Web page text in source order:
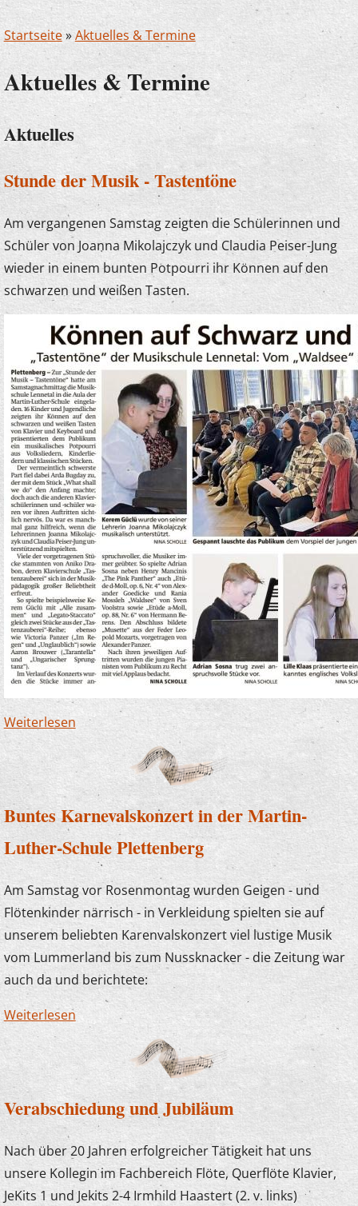
Startseite»Aktuelles & Termine
Aktuelles & Termine
Aktuelles
Stunde der Musik - Tastentöne
Am vergangenen Samstag zeigten die Schülerinnen und
Schüler von Joanna Mikolajczyk und Claudia Peiser-Jung
wieder in einem bunten Potpourri ihr Können auf den
schwarzen und weißen Tasten.
Weiterlesen über Stunde der Musik - Tastentöne
Buntes Karnevalskonzert in der Martin-
Luther-Schule Plettenberg
Am Samstag vor Rosenmontag wurden Geigen - und
Flötenkinder närrisch - in Verkleidung spielten sie auf
unserem beliebten Karenvalskonzert viel lustige Musik
vom Lummerland bis zum Nussknacker - die Zeitung war
auch da und berichtete:
Weiterlesen über Buntes Karnevalskonzert in der Martin-
Luther-Schule Plettenberg
Verabschiedung und Jubiläum
Nach über 20 Jahren erfolgreicher Tätigkeit hat uns
unsere Kollegin im Fachbereich Flöte, Querflöte Klavier,
JeKits 1 und Jekits 2-4 Irmhild Haastert (2. v. links)